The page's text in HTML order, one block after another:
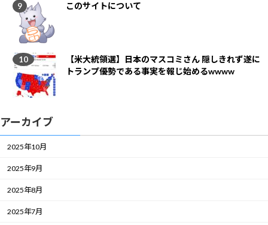
このサイトについて
【米大統領選】日本のマスコミさん 隠しきれず遂に
トランプ優勢である事実を報じ始めるwwww
アーカイブ
2025年10月
2025年9月
2025年8月
2025年7月